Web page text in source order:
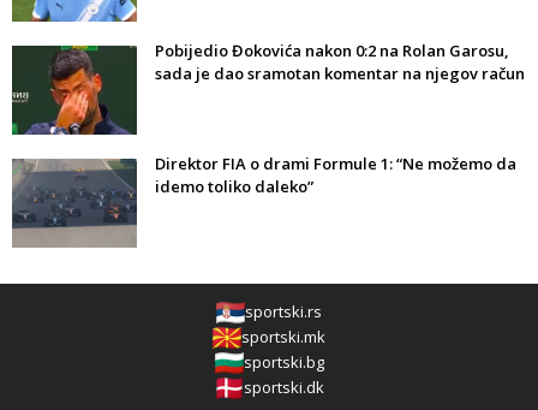
Pobijedio Đokovića nakon 0:2 na Rolan Garosu,
sada je dao sramotan komentar na njegov račun
Direktor FIA o drami Formule 1: “Ne možemo da
idemo toliko daleko”
sportski.rs
sportski.mk
sportski.bg
sportski.dk